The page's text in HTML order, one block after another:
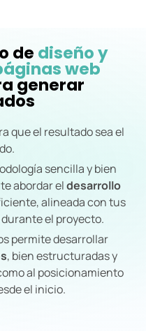
de diseño y
web
generar
que el resultado sea el
sencilla y bien
abordar eldesarrollo
alineada con tus
el proyecto.
permite desarrollar
, bien estructuradas y
al posicionamiento
el inicio.